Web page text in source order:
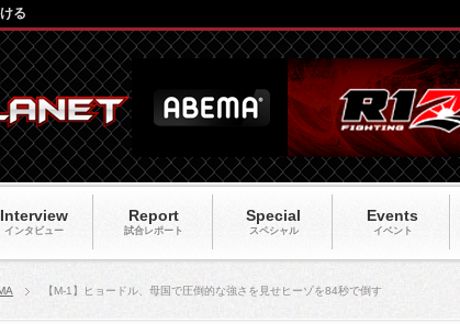
Interview
インタビュー
Report
試合レポート
Special
スペシャル
Events
イベント
る
【M-1】ヒョードル、母国で圧倒的な強さを見せヒーゾを84秒で倒す